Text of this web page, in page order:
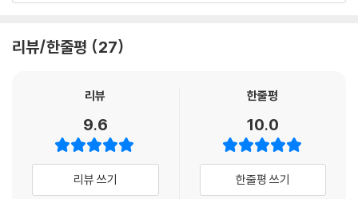
애매하게 바닥으로 던지며 채소를 계산대에 올려놓는데, 작은 목소리가 들
보며 웃고 계신다. ‘착해요’도 아니고, ‘멋져요’도 아니고 ‘예뻐요’라니. 예뻐
이어트를 했던 기억도 있다. 그런데 단지 비닐 봉지를 거절했을 뿐인데 어
찌 예뻐질 수가 있단 말인가! 이렇게 효율적인 방법이 있다니 놀랍다.
그렇게 듣고 싶었지만 쉽게 들을 수 없었던 ‘예쁘다’는 그 말을 종종 듣게
리뷰/한줄평 27
리뷰
9.6
리뷰 쓰기
한줄평
10.0
한줄평 쓰기